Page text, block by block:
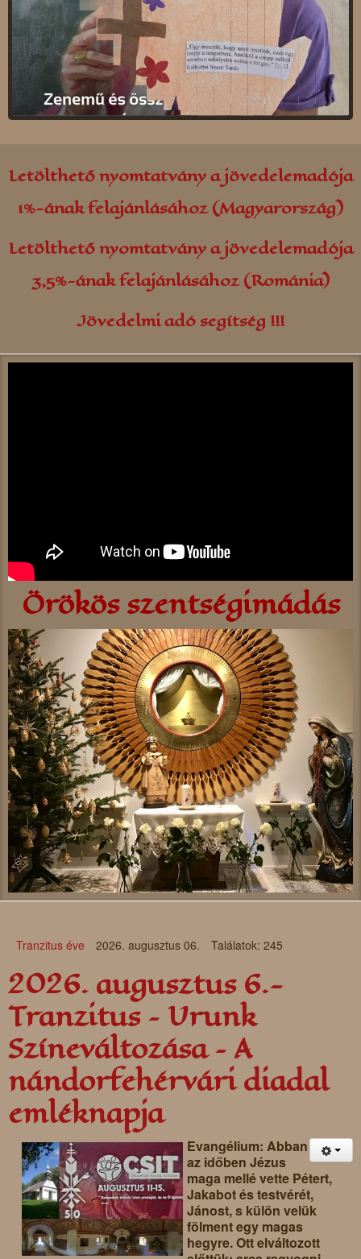
Letölthető nyomtatvány a jövedelemadója
1%-ának felajánlásához (Magyarország)
Letölthető nyomtatvány a jövedelemadója
3,5%-ának felajánlásához (Románia)
Jövedelmi adó segítség !!!
Örökös szentségimádás
Tranzitus éve 2026. augusztus 06. Találatok: 245
2026. augusztus 6.-
Tranzitus – Urunk
Színeváltozása – A
nándorfehérvári diadal
emléknapja
Evangélium: Abban
az időben Jézus
maga mellé vette Pétert,
Jakabot és testvérét,
Jánost, s külön velük
fölment egy magas
hegyre. Ott elváltozott
Kolozsvár
Kovászna
Petrozsény
Nagyszalonta
Szászváros
Szováta
Parajd
Gálospetri
Borszék
Udvarfalva
Oroszhegy
Gyergyószárhegy
Sepsibükszád